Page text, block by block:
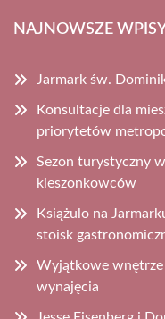
NAJNOWSZE
Jarmark św.
Konsultacje dla
priorytetów
Sezon turystyczny
kieszonkowców
Książulo na
stoisk
Wyjątkowe wnętrze
wynajęcia